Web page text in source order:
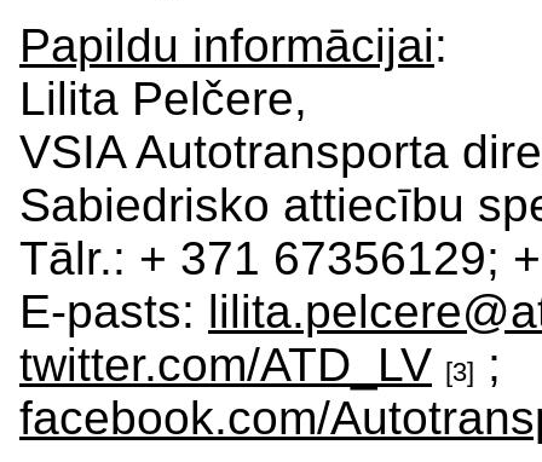
Papildu informācijai:
Lilita Pelčere,
VSIA Autotransporta
Sabiedrisko attiecību
Tālr.: + 371 67356129;
E-pasts:
twitter.com/ATD_LV [3] ;
facebook.com/